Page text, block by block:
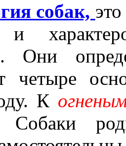
собак,
и
Они
четыре
К
Собаки